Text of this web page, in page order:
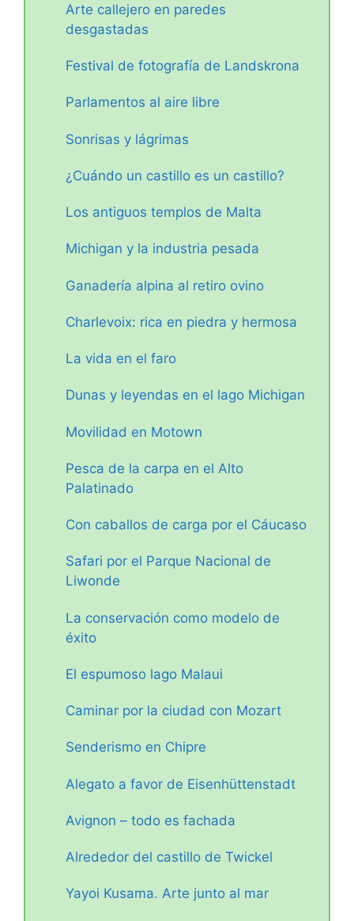
Arte callejero en paredes
desgastadas
Festival de fotografía de Landskrona
Parlamentos al aire libre
Sonrisas y lágrimas
¿Cuándo un castillo es un castillo?
Los antiguos templos de Malta
Michigan y la industria pesada
Ganadería alpina al retiro ovino
Charlevoix: rica en piedra y hermosa
La vida en el faro
Dunas y leyendas en el lago Michigan
Movilidad en Motown
Pesca de la carpa en el Alto
Palatinado
Con caballos de carga por el Cáucaso
Safari por el Parque Nacional de
Liwonde
La conservación como modelo de
éxito
El espumoso lago Malaui
Caminar por la ciudad con Mozart
Senderismo en Chipre
Alegato a favor de Eisenhüttenstadt
Avignon – todo es fachada
Alrededor del castillo de Twickel
Yayoi Kusama. Arte junto al mar